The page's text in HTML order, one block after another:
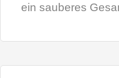
ein sauberes